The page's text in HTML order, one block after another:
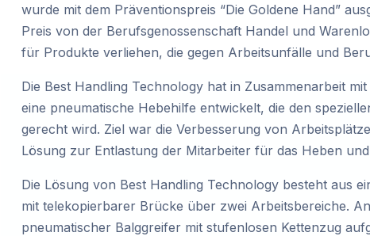
wurde mit dem Präventionspreis “Die Goldene Hand”
Preis von der Berufsgenossenschaft Handel und
für Produkte verliehen, die gegen Arbeitsunfälle und
Die Best Handling Technology hat in Zusammenarbeit
eine pneumatische Hebehilfe entwickelt, die den
gerecht wird. Ziel war die Verbesserung von
Lösung zur Entlastung der Mitarbeiter für das Heben
Die Lösung von Best Handling Technology besteht aus
mit telekopierbarer Brücke über zwei Arbeitsbereiche.
pneumatischer Balggreifer mit stufenlosen Kettenzug